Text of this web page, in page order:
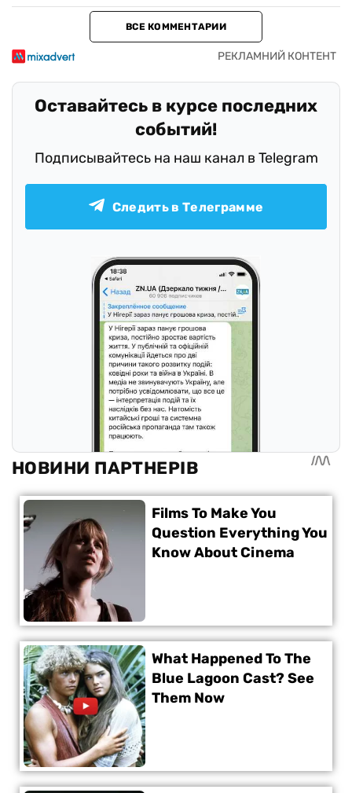
ВСЕ КОММЕНТАРИИ
Оставайтесь в курсе последних
событий!
Подписывайтесь на наш канал в Telegram
Следить в Телеграмме